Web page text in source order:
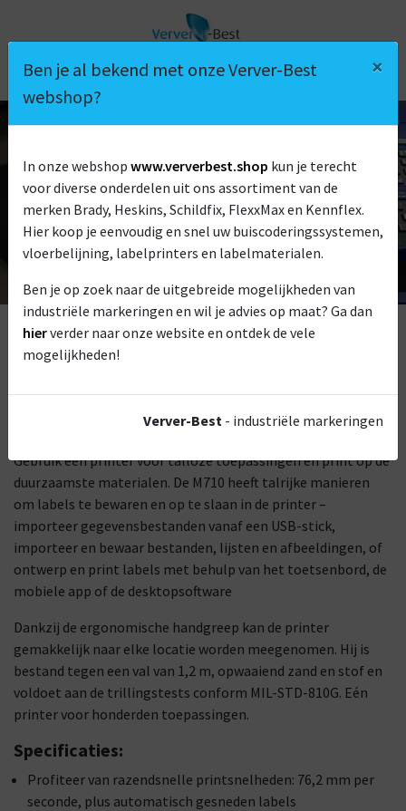
Ben je al bekend met onze Verver-Best
webshop?
×
In onze webshop www.ververbest.shop kun je terecht
voor diverse onderdelen uit ons assortiment van de
merken Brady, Heskins, Schildfix, FlexxMax en Kennflex.
Hier koop je eenvoudig en snel uw buiscoderingssystemen,
vloerbelijning, labelprinters en labelmaterialen.
Ben je op zoek naar de uitgebreide mogelijkheden van
industriële markeringen en wil je advies op maat? Ga dan
hierverder naar onze website en ontdek de vele
mogelijkheden!
Verver-Best - industriële markeringen
BRADY M710
snelste en meest geavanceerde draagbare labelprinter ooit.
Print met een snelheid van 76,2 mm per seconde. Snijd de
Gebruik één printer voor talloze toepassingen en print op de
duurzaamste materialen. De M710 heeft talrijke manieren
om labels te bewaren en op te slaan in de printer –
importeer gegevensbestanden vanaf een USB-stick,
importeer en bewaar bestanden, lijsten en afbeeldingen, of
ontwerp en print labels met behulp van het toetsenbord, de
mobiele app of de desktopsoftware
Dankzij de ergonomische handgreep kan de printer
gemakkelijk naar elke locatie worden meegenomen. Hij is
bestand tegen een val van 1,2 m, opwaaiend zand en stof en
voldoet aan de trillingstests conform MIL-STD-810G. Eén
printer voor honderden toepassingen.
Specificaties:
Profiteer van razendsnelle printsnelheden: 76,2 mm per
seconde, plus automatisch gesneden labels